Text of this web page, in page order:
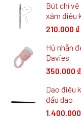
Bút chỉ
xăm điêu
210.000 ₫
Hủ nhẫn
Davies
350.000 ₫
Dao điêu
đầu dao
1.400.000